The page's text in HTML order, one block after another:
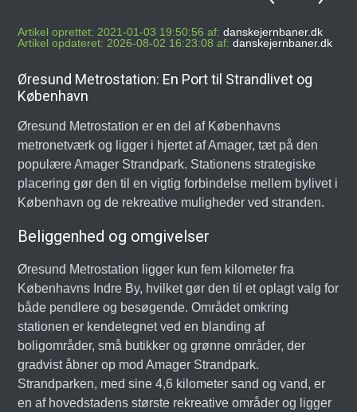
Artikel oprettet: 2021-01-03 19:50:56 af: danskejernbaner.dk
Artikel opdateret: 2026-08-02 16:23:08 af: danskejernbaner.dk
Øresund Metrostation: En Port til Strandlivet og
København
Øresund Metrostation er en del af Københavns
metronetværk og ligger i hjertet af Amager, tæt på den
populære Amager Strandpark. Stationens strategiske
placering gør den til en vigtig forbindelse mellem bylivet i
København og de rekreative muligheder ved stranden.
Beliggenhed og omgivelser
Øresund Metrostation ligger kun fem kilometer fra
Københavns Indre By, hvilket gør den til et oplagt valg for
både pendlere og besøgende. Området omkring
stationen er kendetegnet ved en blanding af
boligområder, små butikker og grønne områder, der
gradvist åbner op mod Amager Strandpark.
Strandparken, med sine 4,6 kilometer sand og vand, er
en af hovedstadens største rekreative områder og ligger